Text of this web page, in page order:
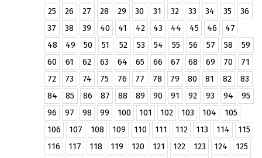
25
26 27 28 29 30 31 32 33 34 35
36
37
38 39 40 41 42 43 44 45 46
47
48
49 50 51 52 53 54 55 56 57 58
59
60
61 62 63 64 65 66 67 68 69 70
71
72
73 74 75 76 77 78 79 80 81 82
83
84
85 86 87 88 89 90 91 92 93 94
95
96
97 98 99 100 101 102 103 104
105
106
107 108 109 110 111 112 113 114
115
116
117 118 119 120 121 122 123 124
125